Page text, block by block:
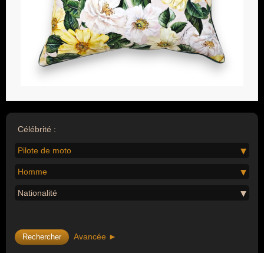
Célébrité :
Pilote de moto
Homme
Nationalité
Avancée ►